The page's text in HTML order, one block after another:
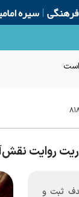
فرهنگی سیره
روایت
هدف ثبت و